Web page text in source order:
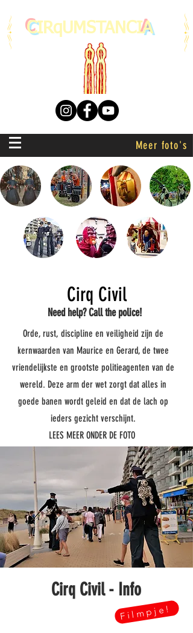
CIRqUMSTANCIA
Meer foto's
Cirq Civil
Need help? Call the police!
Orde, rust, discipline en veiligheid zijn de
kernwaarden van Maurice en Gerard, de twee
vriendelijkste en grootste politieagenten van de
wereld. Deze arm der wet zorgt dat alles in
goede banen wordt geleid en dat de lach op
ieders gezicht verschijnt.
LEES MEER ONDER DE FOTO
Cirq Civil - Info
Filmpje!